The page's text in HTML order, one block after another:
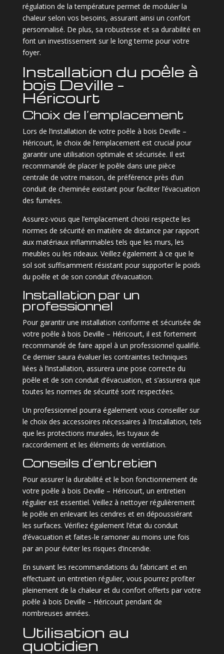
régulation de la température permet de moduler la
chaleur selon vos besoins, assurant ainsi un confort
personnalisé. De plus, sa robustesse et sa durabilité en
font un investissement sur le long terme pour votre
foyer.
Installation du poêle à
bois Deville –
Héricourt
Choix de l’emplacement
Lors de l’installation de votre poêle à bois Deville –
Héricourt, le choix de l’emplacement est crucial pour
garantir une utilisation optimale et sécurisée. Il est
recommandé de placer le poêle dans une pièce
centrale de votre maison, de préférence près d’un
conduit de cheminée existant pour faciliter l’évacuation
des fumées.
Assurez-vous que l’emplacement choisi respecte les
normes de sécurité en matière de distance par rapport
aux matériaux inflammables tels que les murs, les
meubles ou les rideaux. Veillez également à ce que le
sol soit suffisamment résistant pour supporter le poids
du poêle et de son conduit d’évacuation.
Installation par un
professionnel
Pour garantir une installation conforme et sécurisée de
votre poêle à bois Deville – Héricourt, il est fortement
recommandé de faire appel à un professionnel qualifié.
Ce dernier saura évaluer les contraintes techniques
liées à l’installation, assurera une pose correcte du
poêle et de son conduit d’évacuation, et s’assurera que
toutes les normes de sécurité sont respectées.
Un professionnel pourra également vous conseiller sur
le choix des accessoires nécessaires à l’installation, tels
que les protections murales, les tuyaux de
raccordement et les éléments de ventilation.
Conseils d’entretien
Pour assurer la durabilité et le bon fonctionnement de
votre poêle à bois Deville – Héricourt, un entretien
régulier est essentiel. Veillez à nettoyer régulièrement
le poêle en enlevant les cendres et en dépoussiérant
les surfaces. Vérifiez également l’état du conduit
d’évacuation et faites-le ramoner au moins une fois
par an pour éviter les risques d’incendie.
En suivant les recommandations du fabricant et en
effectuant un entretien régulier, vous pourrez profiter
pleinement de la chaleur et du confort offerts par votre
poêle à bois Deville – Héricourt pendant de
nombreuses années.
Utilisation au
quotidien